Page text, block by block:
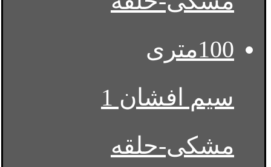
سیم افشان 1
مشکی-حلقه